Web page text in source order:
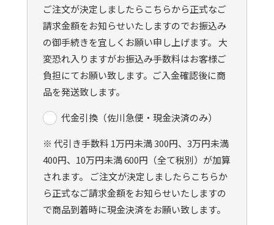
ご注文が決定しましたらこちらから正式なご
請求金額をお知らせいたしますのでお振込み
の御手続きを宜しくお願い申し上げます。 大
変恐れ入りますがお振込み手数料はお客様ご
負担にてお願い致します。ご入金確認後に商
品を発送致します。
代金引換（佐川急便・現金決済のみ）
※ 代引き手数料 1万円未満 300円、3万円未満
400円、10万円未満 600円（全て税別）が加算
されます。 ご注文が決定しましたらこちらか
ら正式なご請求金額をお知らせいたしますの
で商品到着時に現金決済をお願い致します。